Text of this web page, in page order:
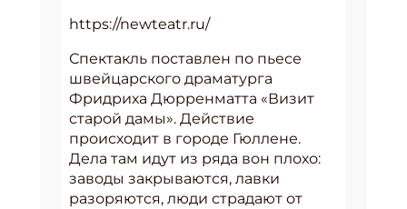
https://newteatr.ru/
Спектакль поставлен по пьесе
швейцарского драматурга
Фридриха Дюрренматта «Визит
старой дамы». Действие
происходит в городе Гюллене.
Дела там идут из ряда вон плохо:
заводы закрываются, лавки
разоряются, люди страдают от